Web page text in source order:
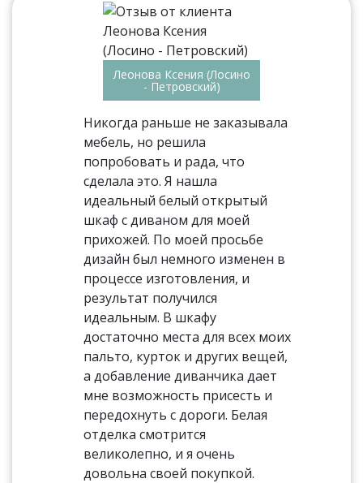
Леонова Ксения (Лосино
- Петровский)
Никогда раньше не заказывала
мебель, но решила
попробовать и рада, что
сделала это. Я нашла
идеальный белый открытый
шкаф с диваном для моей
прихожей. По моей просьбе
дизайн был немного изменен в
процессе изготовления, и
результат получился
идеальным. В шкафу
достаточно места для всех моих
пальто, курток и других вещей,
а добавление диванчика дает
мне возможность присесть и
передохнуть с дороги. Белая
отделка смотрится
великолепно, и я очень
довольна своей покупкой.